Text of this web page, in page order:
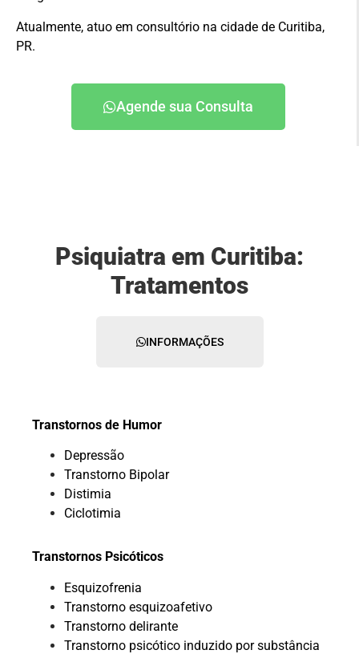
Atualmente, atuo em consultório na cidade de Curitiba,
PR.
Agende sua Consulta
Psiquiatra em Curitiba:
Tratamentos
INFORMAÇÕES
Transtornos de Humor
Depressão
Transtorno Bipolar
Distimia
Ciclotimia
Transtornos Psicóticos
Esquizofrenia
Transtorno esquizoafetivo
Transtorno delirante
Transtorno psicótico induzido por substância